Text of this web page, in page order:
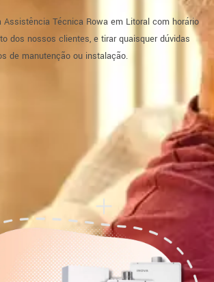
Técnica Rowa em Litoral com horário
dos nossos clientes, e tirar quaisquer dúvidas
de manutenção ou instalação.